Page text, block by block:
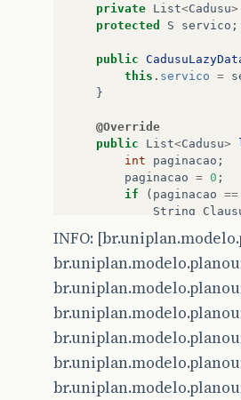
private List<Cadusu>
protected
S servico ;
public
this . servico =
}
@Override
public
List<Cadusu>
int
paginacao ;
paginacao = 0 ;
if
( paginacao ==
String
data
}
System .out .
return data ;
}
}
INFO: